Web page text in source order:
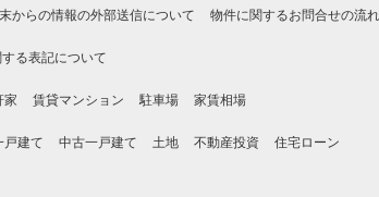
からの情報の外部送信について 物件に関するお問合せの流れ
る表記について
家 賃貸マンション 駐車場 家賃相場
戸建て 中古一戸建て 土地 不動産投資 住宅ローン